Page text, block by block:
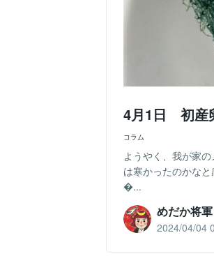
4月1日 初産
コラム
ようやく、我が家
は寒かったのかな
...
めだか将軍
2024/04/04